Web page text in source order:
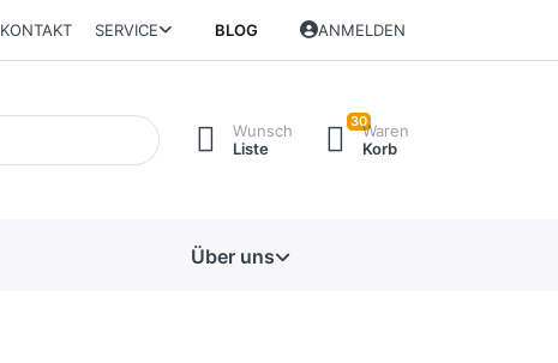
KONTAKT SERVICE BLOG ANMELDEN
Wunsch
Liste
30Waren
Korb
Über uns